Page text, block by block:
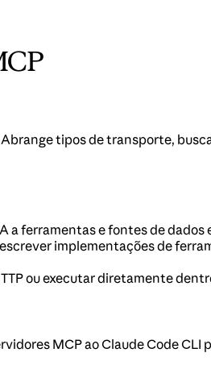
tipos de transporte,
a ferramentas e fontes de
implementações de
ou executar diretamente
MCP ao Claude Code